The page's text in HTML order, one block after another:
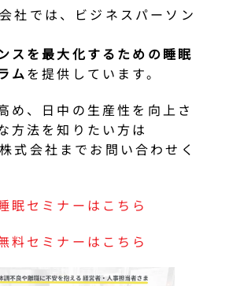
社では、ビジネスパーソン
スを最大化するための睡眠
ムを提供しています。
め、日中の生産性を向上さ
方法を知りたい方は
式会社までお問い合わせく
眠セミナーはこちら
料セミナーはこちら